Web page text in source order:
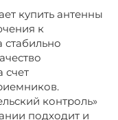
купить антенны
к
стабильно
счет
контроль»
подходит и